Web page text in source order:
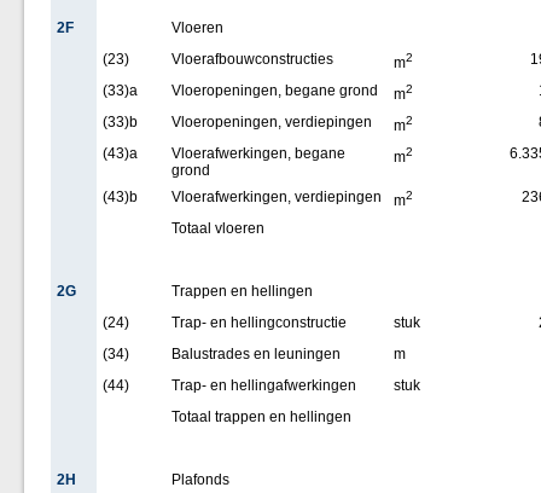
2F
Vloeren
(23)
Vloerafbouwconstructies m2
(33)a
Vloeropeningen, begane grond m2
(33)b
Vloeropeningen, verdiepingen m2
(43)a
Vloerafwerkingen, begane
grond
m2
(43)b Vloerafwerkingen, verdiepingen m2
Totaal vloeren
2G
Trappen en hellingen
(24)
Trap- en hellingconstructie stuk
(34)
Balustrades en leuningen
m
(44)
Trap- en hellingafwerkingen
stuk
Totaal trappen en hellingen
2H
Plafonds